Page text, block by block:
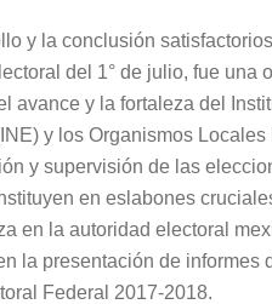
y la conclusión
del 1° de julio, fue una
avance y la fortaleza del
y los Organismos
y supervisión de las
en eslabones
en la autoridad electoral
la presentación de informes
Federal 2017-2018.